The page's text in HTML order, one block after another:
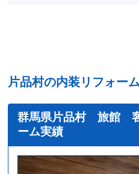
片品村の内装リフォー
群馬県片品村 旅館
ーム実績